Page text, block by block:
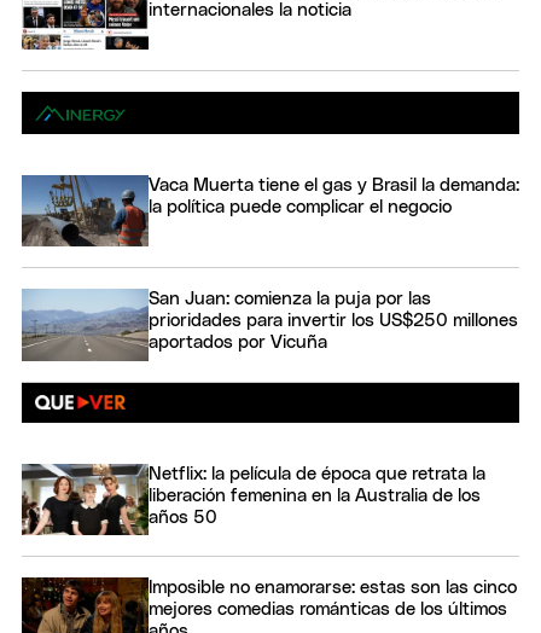
internacionales la noticia
Vaca Muerta tiene el gas y Brasil la demanda:
la política puede complicar el negocio
San Juan: comienza la puja por las
prioridades para invertir los US$250 millones
aportados por Vicuña
Netflix: la película de época que retrata la
liberación femenina en la Australia de los
años 50
Imposible no enamorarse: estas son las cinco
mejores comedias románticas de los últimos